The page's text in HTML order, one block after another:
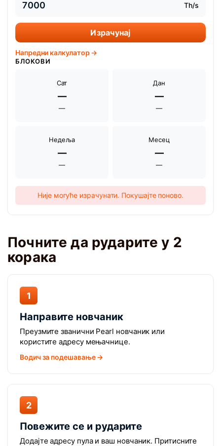
Th/s
Израчунај
Напредни калкулатор →
БЛОКОВИ
Сат
—
—
Дан
—
—
Недеља
—
—
Месец
—
—
Није могуће израчунати. Покушајте поново.
Почните да рударите у 2
корака
1
Направите новчаник
Преузмите званични Pearl новчаник или
користите адресу мењачнице.
Водич за подешавање →
2
Повежите се и рударите
Додајте адресу пула и ваш новчаник. Притисните